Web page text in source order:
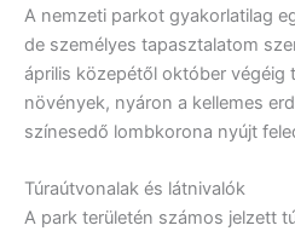
A nemzeti parkot gyakorlatilag
de személyes tapasztalatom
április közepétől október végéig
növények, nyáron a kellemes
színesedő lombkorona nyújt
Túraútvonalak és látnivalók
A park területén számos jelzett